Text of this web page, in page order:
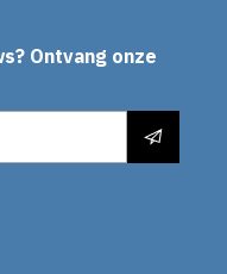
Ontvang onze